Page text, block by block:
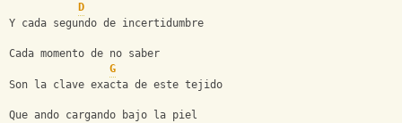
D
Y cada segundo de incertidumbre
Cada momento de no saber
G
Son la clave exacta de este tejido
Que ando cargando bajo la piel